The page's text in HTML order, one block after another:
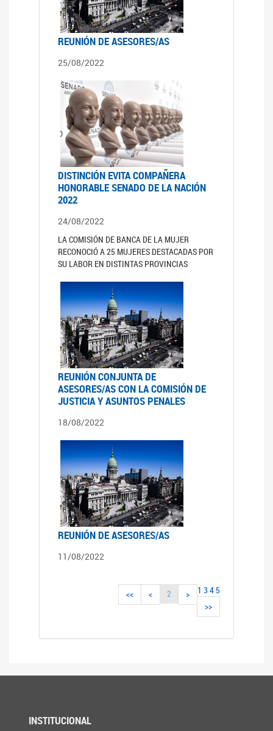
REUNIÓN DE ASESORES/AS
25/08/2022
DISTINCIÓN EVITA COMPAÑERA
HONORABLE SENADO DE LA NACIÓN
2022
24/08/2022
LA COMISIÓN DE BANCA DE LA MUJER
RECONOCIÓ A 25 MUJERES DESTACADAS POR
SU LABOR EN DISTINTAS PROVINCIAS
REUNIÓN CONJUNTA DE
ASESORES/AS CON LA COMISIÓN DE
JUSTICIA Y ASUNTOS PENALES
18/08/2022
REUNIÓN DE ASESORES/AS
11/08/2022
<< < 1
2 3 4 5
>
>>
INSTITUCIONAL